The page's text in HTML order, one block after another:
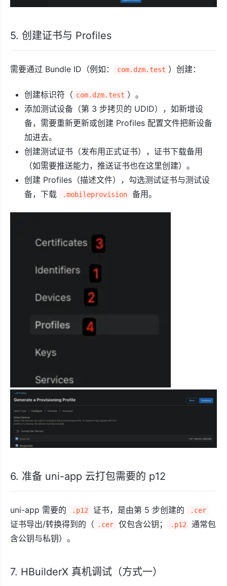
5. 创建证书与 Profiles
需要通过 Bundle ID（例如： com.dzm.test ）创建：
创建标识符（ com.dzm.test ）。
添加测试设备（第 3 步拷贝的 UDID），如新增设
备，需要重新更新或创建 Profiles 配置文件把新设备
加进去。
创建测试证书（发布用正式证书），证书下载备用
（如需要推送能力，推送证书也在这里创建）。
创建 Profiles（描述文件），勾选测试证书与测试设
备，下载
.mobileprovision 备用。
6. 准备 uni-app 云打包需要的 p12
uni-app 需要的 .p12 证书，是由第 5 步创建的 .cer
证书导出/转换得到的（ .cer 仅包含公钥； .p12
通常包
含公钥与私钥）。
7. HBuilderX 真机调试（方式一）